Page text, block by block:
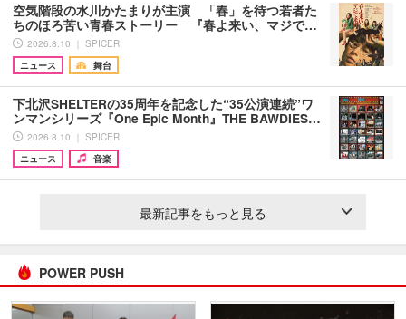
空気階段の水川かたまりが主演 「春」を待つ若者た
ちのほろ苦い青春ストーリー 『春よ来い、マジで…
2026.8.10 ｜ SPICER
ニュース
舞台
下北沢SHELTERの35周年を記念した“35公演連続”ワ
ンマンシリーズ『One Epic Month』THE BAWDIES…
2026.8.10 ｜ SPICER
ニュース
音楽
最新記事をもっと見る
POWER PUSH